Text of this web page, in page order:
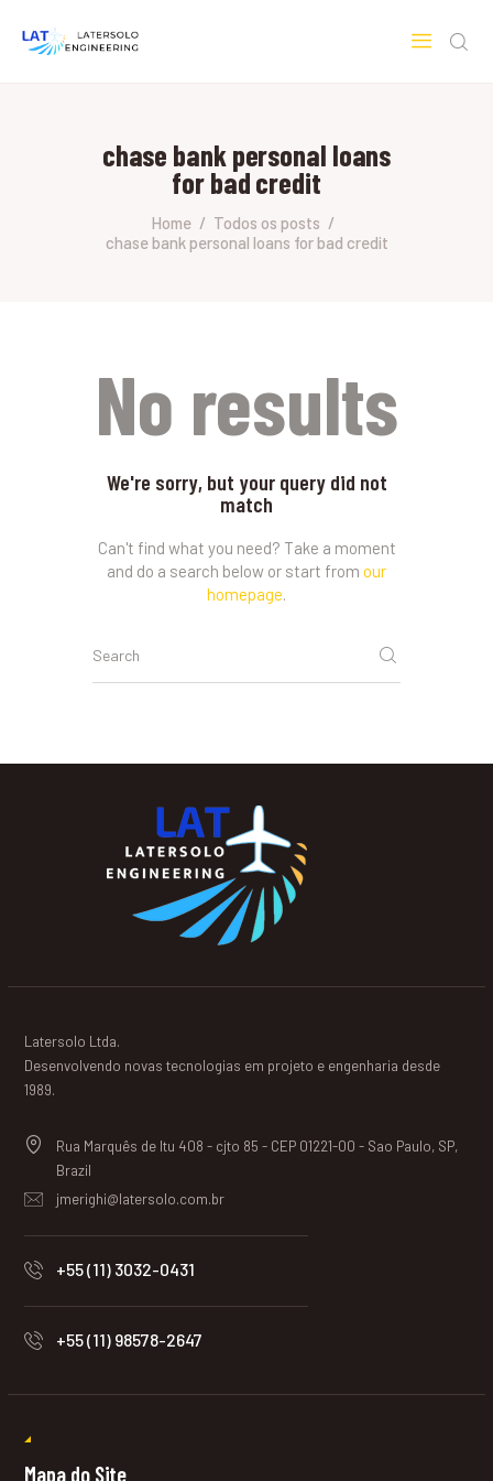
chase bank personal loans
for bad credit
Home
Todos os posts
chase bank personal loans for bad credit
HOME
SOBRE A LATERSOLO
ENGINEERING
MERCADOS & SERVIÇOS
No results
We're sorry, but your query did not
match
Can't find what you need? Take a moment
and do a search below or start from our
homepage.
Latersolo Ltda.
Desenvolvendo novas tecnologias em projeto e engenharia desde
1989.
Rua Marquês de Itu 408 - cjto 85 - CEP 01221-00 - Sao Paulo, SP,
Brazil
jmerighi@latersolo.com.br
+55 (11) 3032-0431
+55 (11) 98578-2647
Mapa do Site